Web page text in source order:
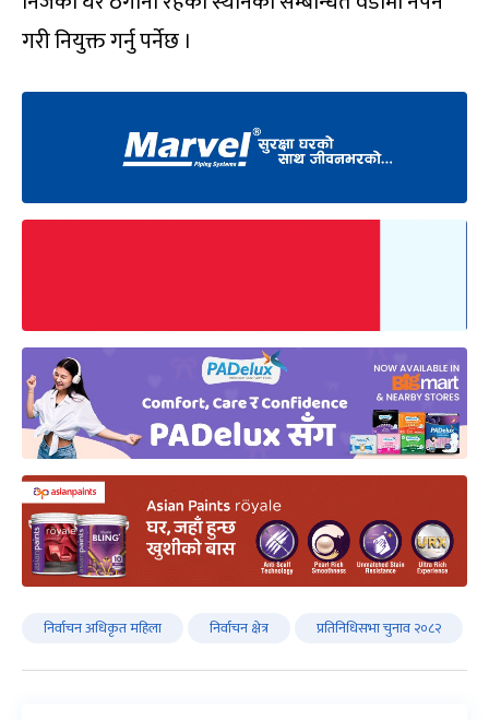
गरी नियुक्त गर्नु पर्नेछ ।
निर्वाचन अधिकृत महिला निर्वाचन क्षेत्र प्रतिनिधिसभा चुनाव २०८२